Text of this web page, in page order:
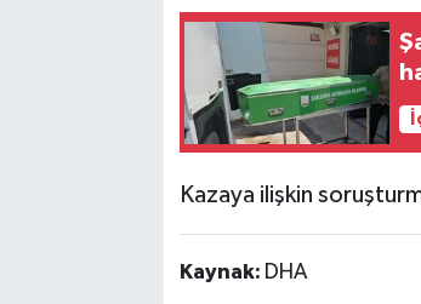
Kazaya ilişkin
Kaynak: DHA